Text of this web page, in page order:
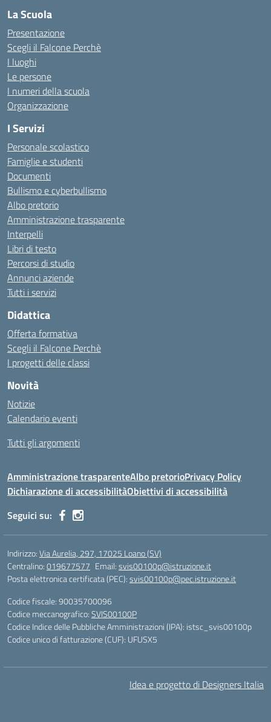
La Scuola
Presentazione
Scegli il Falcone Perchè
I luoghi
Le persone
I numeri della scuola
Organizzazione
I Servizi
Personale scolastico
Famiglie e studenti
Documenti
Bullismo e cyberbullismo
Albo pretorio
Amministrazione trasparente
Interpelli
Libri di testo
Percorsi di studio
Annunci aziende
Tutti i servizi
Didattica
Offerta formativa
Scegli il Falcone Perchè
I progetti delle classi
Novità
Notizie
Calendario eventi
Tutti gli argomenti
Amministrazione trasparenteAlbo pretorioPrivacy Policy
Dichiarazione di accessibilitàObiettivi di accessibilità
Seguici su:
Indirizzo:Via Aurelia, 297, 17025 Loano (SV)
Centralino:019677577 Email:svis00100p@istruzione.it
Posta elettronica certificata (PEC):svis00100p@pec.istruzione.it
Codice fiscale: 90035700096
Codice meccanografico:SVIS00100P
Codice Indice delle Pubbliche Amministrazioni (IPA): istsc_svis00100p
Codice unico di fatturazione (CUF): UFUSX5
Idea e progetto di Designers Italia